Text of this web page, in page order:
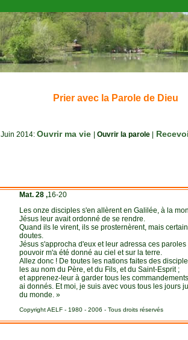
Prier avec la Parole de Dieu
Juin 2014: Ouvrir ma vie Ouvrir la parole
Mat. 28 ,16-20
Les onze disciples s'en allèrent en Galilée, à la
Jésus leur avait ordonné de se rendre.
Quand ils le virent, ils se prosternèrent, mais
doutes.
Jésus s'approcha d'eux et leur adressa ces paroles
pouvoir m'a été donné au ciel et sur la terre.
Allez donc ! De toutes les nations faites des
les au nom du Père, et du Fils, et du Saint-Esprit ;
et apprenez-leur à garder tous les
ai donnés. Et moi, je suis avec vous tous les jours
du monde. »
Copyright AELF - 1980 - 2006 - Tous droits réservés